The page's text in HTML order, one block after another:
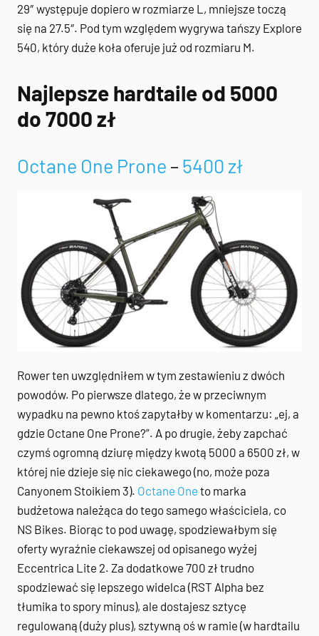
29″ występuje dopiero w rozmiarze L, mniejsze toczą
się na 27.5″. Pod tym względem wygrywa tańszy Explore
540, który duże koła oferuje już od rozmiaru M.
Najlepsze hardtaile od 5000
do 7000 zł
Octane One Prone – 5400 zł
Rower ten uwzględniłem w tym zestawieniu z dwóch
powodów. Po pierwsze dlatego, że w przeciwnym
wypadku na pewno ktoś zapytałby w komentarzu: „ej, a
gdzie Octane One Prone?”. A po drugie, żeby zapchać
czymś ogromną dziurę między kwotą 5000 a 6500 zł, w
której nie dzieje się nic ciekawego (no, może poza
Canyonem Stoikiem 3). Octane One to marka
budżetowa należąca do tego samego właściciela, co
NS Bikes. Biorąc to pod uwagę, spodziewałbym się
oferty wyraźnie ciekawszej od opisanego wyżej
Eccentrica Lite 2. Za dodatkowe 700 zł trudno
spodziewać się lepszego widelca (RST Alpha bez
tłumika to spory minus), ale dostajesz sztycę
regulowaną (duży plus), sztywną oś w ramie (w hardtailu